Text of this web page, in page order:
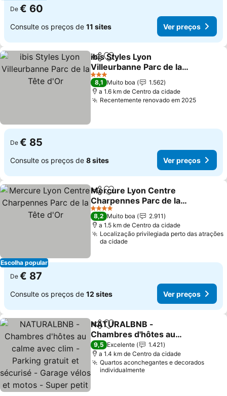
De € 60
Consulte os preços de 11 sites Ver preços
PartilharAdicionar aos favoritos
ibis Styles Lyon
Villeurbanne Parc de la
Tête d'Or
3 Estrelas
8,1 Muito boa
1.562
a 1.6 km de Centro da cidade
Recentemente renovado em 2025
De € 85
Consulte os preços de 8 sites Ver preços
Escolha popular
PartilharAdicionar aos favoritos
Mercure Lyon Centre
Charpennes Parc de la
Tête d'Or
4 Estrelas
8,2 Muito boa
2.911
a 1.5 km de Centro da cidade
Localização privilegiada perto das atrações
da cidade
De € 87
Consulte os preços de 12 sites Ver preços
PartilharAdicionar aos favoritos
NATURALBNB -
Chambres d'hôtes au
calme avec clim - Parking
gratuit et sécurisé -
Garage vélos et motos -
Super petit déjeuner fait
9,5 Excelente
1.421
a 1.4 km de Centro da cidade
Quartos aconchegantes e decorados
individualmente